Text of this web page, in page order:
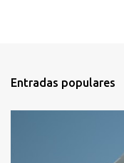
Entradas populares